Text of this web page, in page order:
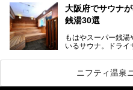
る迫力ある熱波パフ
のう”体験をしっか
ケやボウリングと
で“遊び+癒し”の一
処にいたるまで魅
そんなスパワールド
室や日本最大級140
アルオープン！浴室
大規模リニューア
オープンイベントに
大阪府でサウナ
銭湯30選
もはやスーパー銭
いるサウナ。ドライ
ペース、ロウリュウ
が充実した施設も
今回はそんなサウナ
ニフティ温泉